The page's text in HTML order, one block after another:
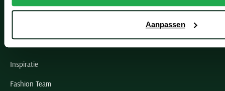
Aanpassen
Grote maten herenkleding
Inspiratie
Fashion Team